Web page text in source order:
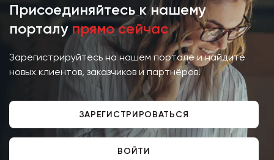
Присоединяйтесь к нашему
порталу прямо сейчас
Зарегистрируйтесь на нашем портале и найдите
новых клиентов, заказчиков и партнёров!
ЗАРЕГИСТРИРОВАТЬСЯ
ВОЙТИ